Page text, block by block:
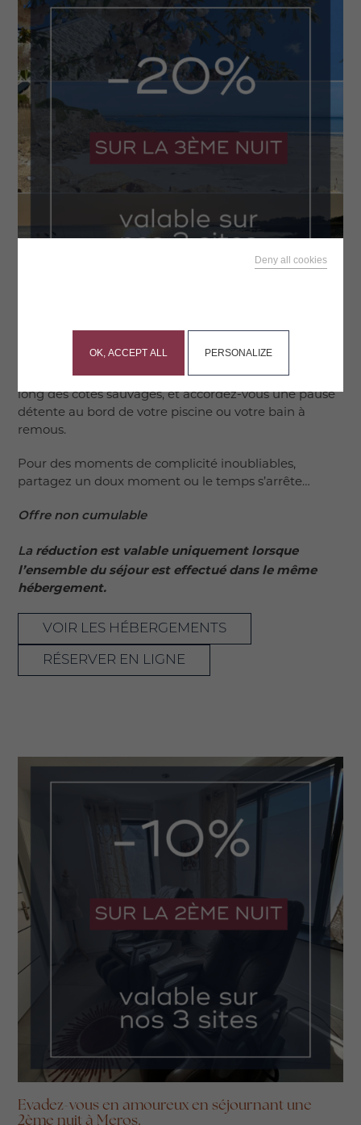
Oubliez le stress du quotidien et laissez-vous
Partez en balade dans les environs verdoyants ou le
long des côtes sauvages, et accordez-vous une pause
détente au bord de votre piscine ou votre bain à
remous.
Pour des moments de complicité inoubliables,
partagez un doux moment ou le temps s’arrête…
Offre non cumulable
La réduction est valable uniquement lorsque
l’ensemble du séjour est effectué dans le même
hébergement.
VOIR LES HÉBERGEMENTS
RÉSERVER EN LIGNE
Evadez-vous en amoureux en séjournant une
2ème nuit à Meros.
OK, ACCEPT ALL
Deny all cookies
PERSONALIZE